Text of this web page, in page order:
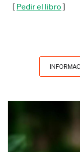
[Pedir el libro]